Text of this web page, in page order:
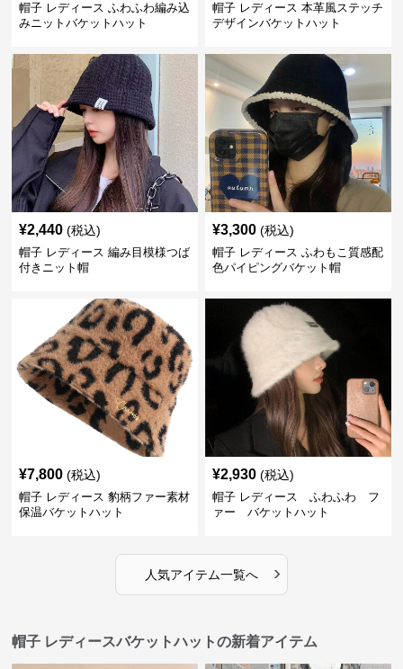
帽子 レディース ふわふわ編み込
みニットバケットハット
帽子 レディース 本革風ステッチ
デザインバケットハット
¥2,440 (税込)
帽子 レディース 編み目模様つば
付きニット帽
¥3,300 (税込)
帽子 レディース ふわもこ質感配
色パイピングバケット帽
¥7,800 (税込)
帽子 レディース 豹柄ファー素材
保温バケットハット
¥2,930 (税込)
帽子 レディース ふわふわ フ
ァー バケットハット
人気アイテム一覧へ ›
帽子 レディースバケットハットの新着アイテム